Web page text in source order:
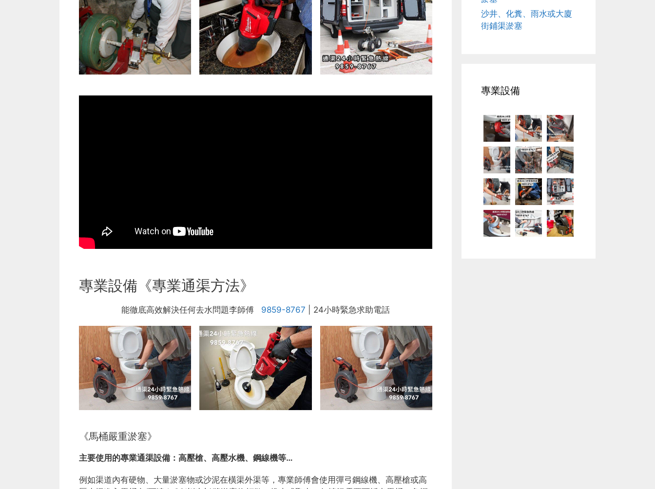
專業設備《專業通渠方法》
能徹底高效解決任何去水問題李師傅 9859-8767 | 24小時緊急求助電話
《馬桶嚴重淤塞》
主要使用的專業通渠設備： 高壓槍、高壓水機、鋼線機等…
例如渠道內有硬物、大量淤塞物或沙泥在橫渠外渠等，專業師傅會使用彈弓鋼線機、高壓槍或高
沙井、化糞、雨水或大廈
街鋪渠淤塞
專業設備